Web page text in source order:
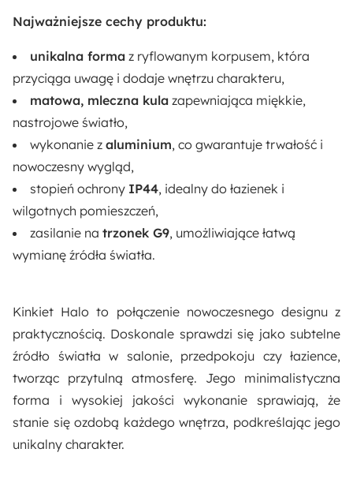
Montaż:
Do samodzielnego montażu
12.2 cm
Wysokość:
Głębokość:
12.2 cm
Wiszący
Funkcje:
Wodoodporny
Materiał:
Metal
Najważniejsze cechy produktu:
unikalna forma z ryflowanym korpusem, która
przyciąga uwagę i dodaje wnętrzu charakteru,
matowa, mleczna kula zapewniająca miękkie,
nastrojowe światło,
wykonanie z aluminium, co gwarantuje trwałość i
nowoczesny wygląd,
stopień ochrony IP44, idealny do łazienek i
wilgotnych pomieszczeń,
zasilanie na trzonek G9, umożliwiające łatwą
wymianę źródła światła.
Kinkiet Halo to połączenie nowoczesnego designu z
praktycznością. Doskonale sprawdzi się jako subtelne
źródło światła w salonie, przedpokoju czy łazience,
tworząc przytulną atmosferę. Jego minimalistyczna
forma i wysokiej jakości wykonanie sprawiają, że
stanie się ozdobą każdego wnętrza, podkreślając jego
unikalny charakter.